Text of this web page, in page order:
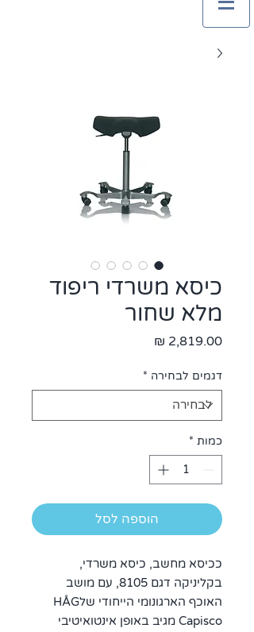
כיסא משרדי ריפוד
מלא שחור
דגמים לבחירה *
כמות *
הוספה לסל
ככיסא מחשב, כיסא משרדי,
בקליניקה דגם 8105, עם מושב
האוכף הארגונומי הייחודי שלHÅG
Capisco מגיב באופן אינטואיטיבי